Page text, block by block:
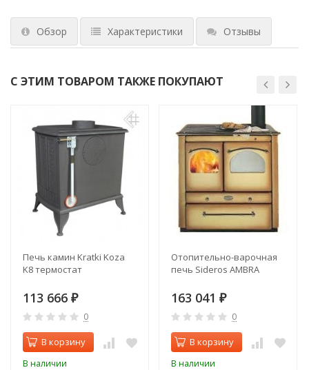
Обзор Характеристики Отзывы
С ЭТИМ ТОВАРОМ ТАКЖЕ ПОКУПАЮТ
Печь камин Kratki Koza
K8 термостат
113 666 ₽
0
В корзину
В наличии
Отопительно-варочная
печь Sideros AMBRA
163 041 ₽
0
В корзину
В наличии